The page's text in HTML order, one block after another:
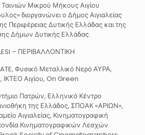
Μικρού Μήκους Αιγίου
διοργανώνει ο Δήμος Αιγιαλείας
Περιφέρειας Δυτικής Ελλάδας και της
Δήμων Δυτικής Ελλάδας.
– ΠΕΡΙΒΑΛΛΟΝΤΙΚΗ
Φυσικό Μεταλλικό Νερό ΑΥΡΑ,
Αιγίου, On Green
Πατρών, Ελληνικό Κέντρο
της Ελλάδος, ΣΠΟΑΚ «ΑΡΙΩΝ»,
Αιγιαλείας, Κινηματογραφική
Κινηματογραφικών Λεσχών